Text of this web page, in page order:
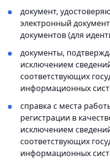
документ,
электронный
документов (для
документы,
исключением
соответствующих
информационных
справка с места
регистрации в
исключением
соответствующих
информационных